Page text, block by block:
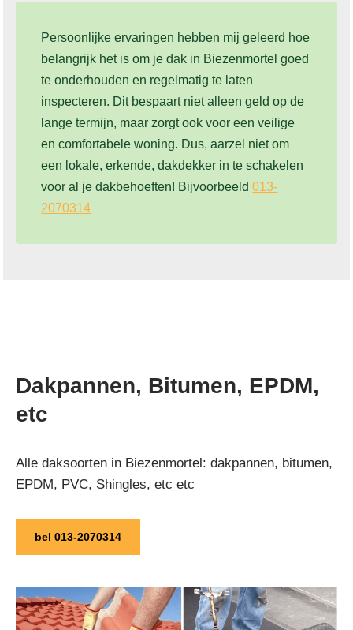
Persoonlijke ervaringen hebben mij geleerd hoe
belangrijk het is om je dak in Biezenmortel goed
te onderhouden en regelmatig te laten
inspecteren. Dit bespaart niet alleen geld op de
lange termijn, maar zorgt ook voor een veilige
en comfortabele woning. Dus, aarzel niet om
een lokale, erkende, dakdekker in te schakelen
voor al je dakbehoeften! Bijvoorbeeld013-
2070314
Dakpannen, Bitumen, EPDM,
etc
Alle daksoorten in Biezenmortel: dakpannen, bitumen,
EPDM, PVC, Shingles, etc etc
bel 013-2070314